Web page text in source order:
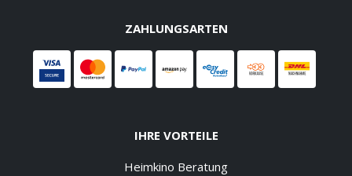
ZAHLUNGSARTEN
IHRE VORTEILE
Heimkino Beratung